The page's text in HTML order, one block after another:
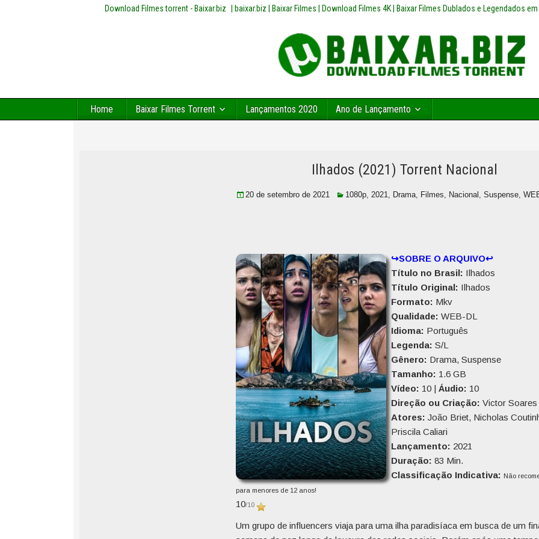
Download Filmes torrent - Baixar.biz | baixar.biz | Baixar Filmes | Download Filmes 4K | Baixar Filmes Dublados e Legendados
Home Baixar Filmes Torrent Lançamentos 2020 Ano de Lançamento
Ilhados (2021) Torrent Nacional
20 de setembro de 2021 1080p, 2021, Drama, Filmes, Nacional , Suspense,
↪SOBRE O ARQUIVO↩
Título no Brasil: Ilhados
Título Original: Ilhados
Formato: Mkv
Qualidade: WEB-DL
Idioma: Português
Legenda: S/L
Gênero: Drama, Suspense
Tamanho: 1.6 GB
Vídeo: 10 | Áudio: 10
Direção ou Criação: Victor Soares
Atores: João Briet, Nicholas
Priscila Caliari
Lançamento: 2021
Duração: 83 Min.
Classificação Indicativa: Não
para menores de 12 anos!
10/10
Um grupo de influencers viaja para uma ilha paradisíaca em busca de um